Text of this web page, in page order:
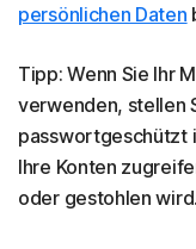
persönlichen Daten
Tipp: Wenn Sie Ihr
verwenden, stellen
passwortgeschützt
Ihre Konten
oder gestohlen wird.